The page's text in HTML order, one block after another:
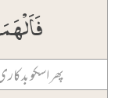
پھر اسکو